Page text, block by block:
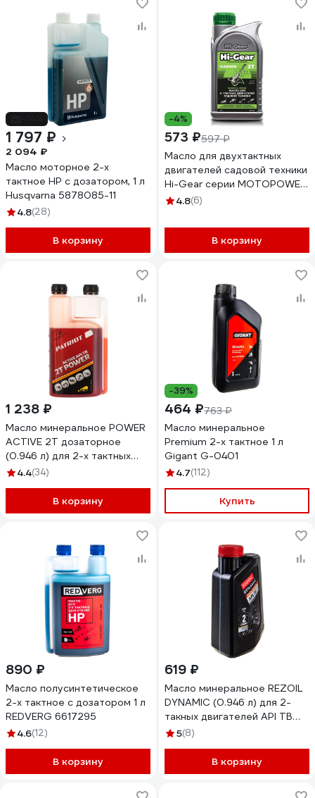
1 797 ₽
2 094 ₽
Масло моторное 2-х
тактное HP с дозатором, 1 л
Husqvarna 5878085-11
4.8(28)
В корзину
-4%
573 ₽597 ₽
Масло для двухтактных
двигателей садовой техники
Hi-Gear серии MOTOPOWER
HG1720
4.8(6)
В корзину
1 238 ₽
Масло минеральное POWER
ACTIVE 2T дозаторное
(0.946 л) для 2-х тактных
двигателей PATRIOT
4.4(34)
В корзину
-39%
464 ₽763 ₽
Масло минеральное
Premium 2-х тактное 1 л
Gigant G-0401
4.7(112)
Купить
890 ₽
Масло полусинтетическое
2-х тактное с дозатором 1 л
REDVERG 6617295
4.6(12)
В корзину
619 ₽
Масло минеральное REZOIL
DYNAMIC (0.946 л) для 2-
такных двигателей API TB
Rezer
5(8)
В корзину